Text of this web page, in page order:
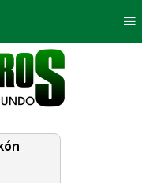
Deportes
Neira